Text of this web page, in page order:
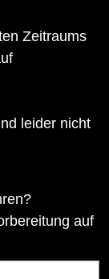
Zeitraums
leider nicht
auf